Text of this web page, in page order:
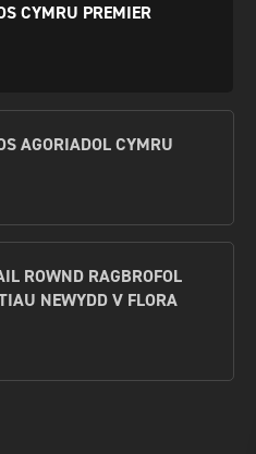
CYMRU PREMIER
AGORIADOL CYMRU
ROWND RAGBROFOL
NEWYDD V FLORA